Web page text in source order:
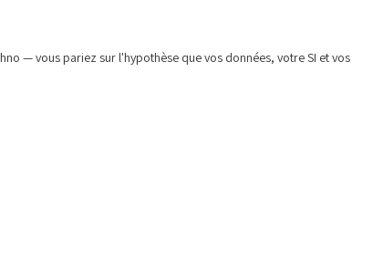
— vous pariez sur l'hypothèse que vos données, votre SI et vos